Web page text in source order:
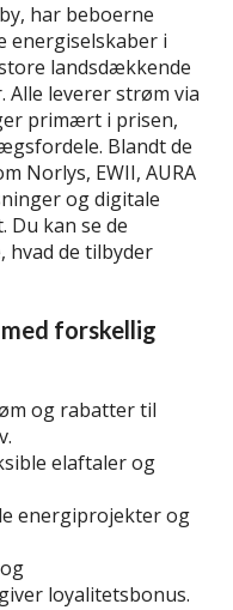
har beboerne
energiselskaber i
landsdækkende
Alle leverer strøm via
primært i prisen,
Blandt de
Norlys, EWII, AURA
og digitale
kan se de
hvad de tilbyder
forskellig
og rabatter til
elaftaler og
energiprojekter og
loyalitetsbonus.